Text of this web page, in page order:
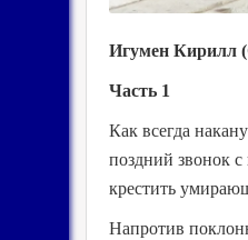
Игумен Кирилл
Часть 1
Как всегда
поздний звонок с
крестить
Напротив